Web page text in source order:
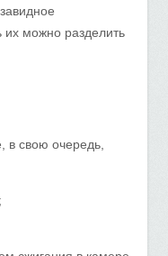
их можно разделить
в свою очередь,